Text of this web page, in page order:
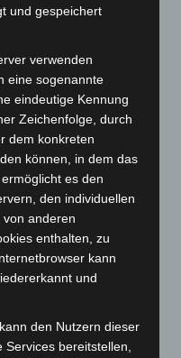
in Niedersachsen
Neuwarmbüchen schnell
starten beim
A7 – Polizei sucht
auf Baustelle
und gespeichert
verwenden
eine sogenannte
eindeutige Kennung
Zeichenfolge, durch
dem konkreten
können, in dem das
es den
den individuellen
anderen
enthalten, zu
kann
und
den Nutzern dieser
Services bereitstellen,